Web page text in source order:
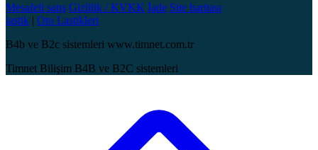
Mesafeli satış Gizlilik / KVKK İade Site haritası
lastik | Oto Lastikleri
B4b ve B2c sistemleri www.timnet.com.tr
Timnet Bilişim B4B ve B2C sistemleri